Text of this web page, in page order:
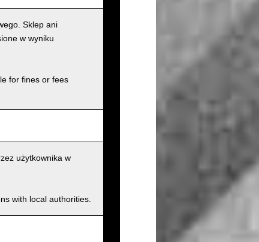
Sklep ani
w wyniku
for fines or fees
użytkownika w
with local authorities.